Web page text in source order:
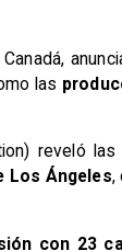
Canadá,
las
reveló las
Los Ángeles,
con 23